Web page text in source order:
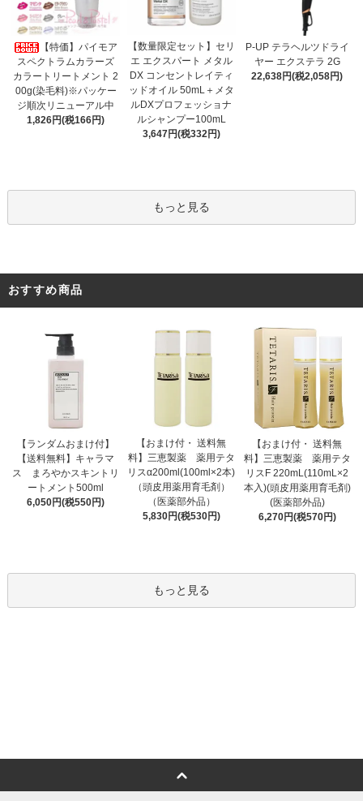
【特価】パイモア
スペクトラムカラーズ
カラートリートメント 2
00g(染毛料)※パッケー
ジ順次リニューアル中
1,826円(税166円)
【数量限定セット】セリ
エ エクスパート メタル
DX コンセントレイティ
ッドオイル 50mL＋メタ
ルDXプロフェッショナ
ルシャンプー100mL
3,647円(税332円)
P-UP テラヘルツドライ
ヤー エクステラ 2G
22,638円(税2,058円)
もっと見る
おすすめ商品
【ランダムおまけ付】
【送料無料】キャラマ
ス まろやかスキントリ
ートメント500ml
6,050円(税550円)
【おまけ付・ 送料無
料】三恵製薬 薬用テタ
リスα200ml(100ml×2本)
（頭皮用薬用育毛剤）
（医薬部外品）
5,830円(税530円)
【おまけ付・ 送料無
料】三恵製薬 薬用テタ
リスF 220mL(110mL×2
本入)(頭皮用薬用育毛剤)
(医薬部外品)
6,270円(税570円)
もっと見る